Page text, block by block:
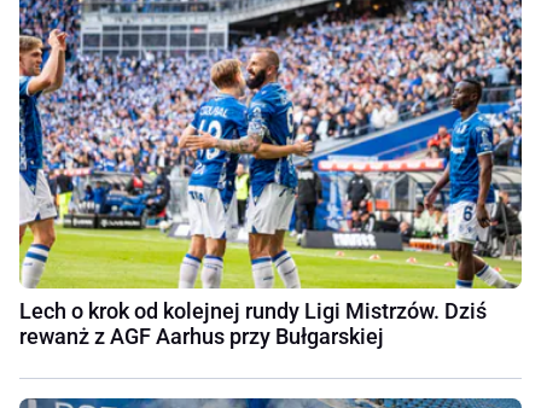
Lech o krok od kolejnej rundy Ligi Mistrzów. Dziś
rewanż z AGF Aarhus przy Bułgarskiej